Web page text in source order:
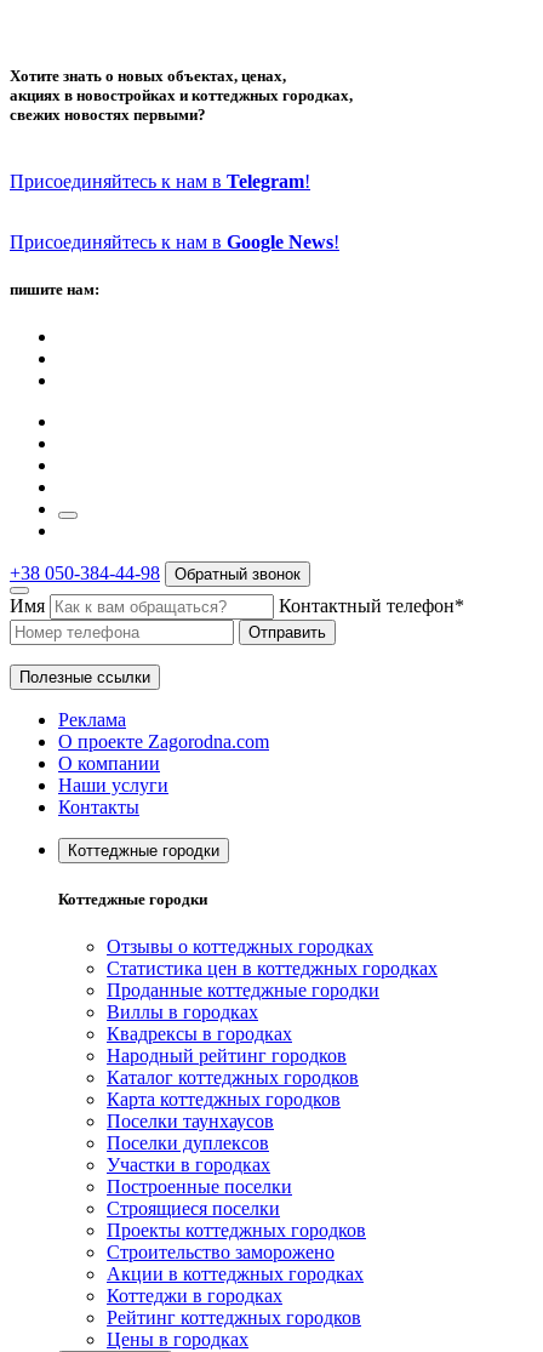
Хотите знать о новых объектах, ценах,
акциях в новостройках и коттеджных городках,
свежих новостях первыми?
Присоединяйтесь к нам в Telegram!
Присоединяйтесь к нам в Google News!
пишите нам:
+38 050-384-44-98 Обратный звонок
Имя Контактный телефон*
Отправить
Полезные ссылки
Реклама
О проекте Zagorodna.com
О компании
Наши услуги
Контакты
Коттеджные городки
Коттеджные городки
Отзывы о коттеджных городках
Статистика цен в коттеджных городках
Проданные коттеджные городки
Виллы в городках
Квадрексы в городках
Народный рейтинг городков
Каталог коттеджных городков
Карта коттеджных городков
Поселки таунхаусов
Поселки дуплексов
Участки в городках
Построенные поселки
Строящиеся поселки
Проекты коттеджных городков
Строительство заморожено
Акции в коттеджных городках
Коттеджи в городках
Рейтинг коттеджных городков
Цены в городках